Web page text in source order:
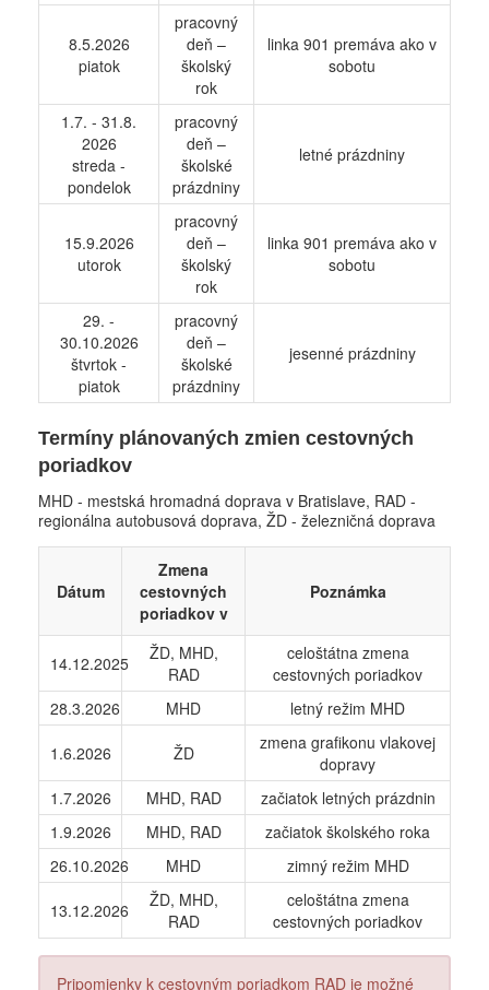
8.5.2026
piatok
pracovný
deň –
školský
rok
linka 901 premáva ako v
sobotu
1.7. - 31.8.
2026
streda -
pondelok
pracovný
deň –
školské
prázdniny
letné prázdniny
15.9.2026
utorok
pracovný
deň –
školský
rok
linka 901 premáva ako v
sobotu
29. -
30.10.2026
štvrtok -
piatok
pracovný
deň –
školské
prázdniny
jesenné prázdniny
Termíny plánovaných zmien cestovných
poriadkov
MHD - mestská hromadná doprava v Bratislave, RAD -
regionálna autobusová doprava, ŽD - železničná doprava
Dátum
Zmena
cestovných
poriadkov v
Poznámka
14.12.2025
ŽD, MHD,
RAD
celoštátna zmena
cestovných poriadkov
28.3.2026
MHD letný režim MHD
1.6.2026 ŽD
zmena grafikonu vlakovej
dopravy
1.7.2026
MHD, RAD
začiatok letných prázdnin
1.9.2026
MHD, RAD
začiatok školského roka
26.10.2026
MHD zimný režim MHD
13.12.2026
ŽD, MHD,
RAD
celoštátna zmena
cestovných poriadkov
Pripomienky k cestovným poriadkom RAD je možné